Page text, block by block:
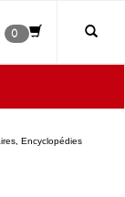
0
Encyclopédies